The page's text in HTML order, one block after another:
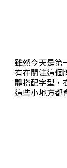
雖然今天是第
有在關注這個
體搭配字型，
這些小地方都